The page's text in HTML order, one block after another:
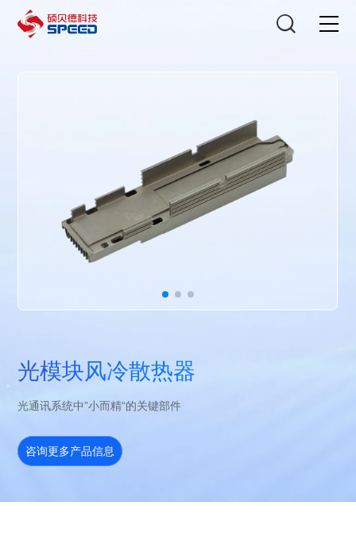
智能制造
关于我们
选择语言 在线咨询
光模块风冷散热器
光通讯系统中”小而精“的关键部件
咨询更多产品信息